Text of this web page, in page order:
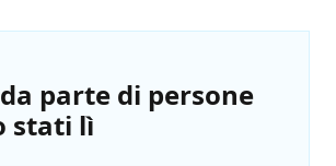
parte di persone
stati lì